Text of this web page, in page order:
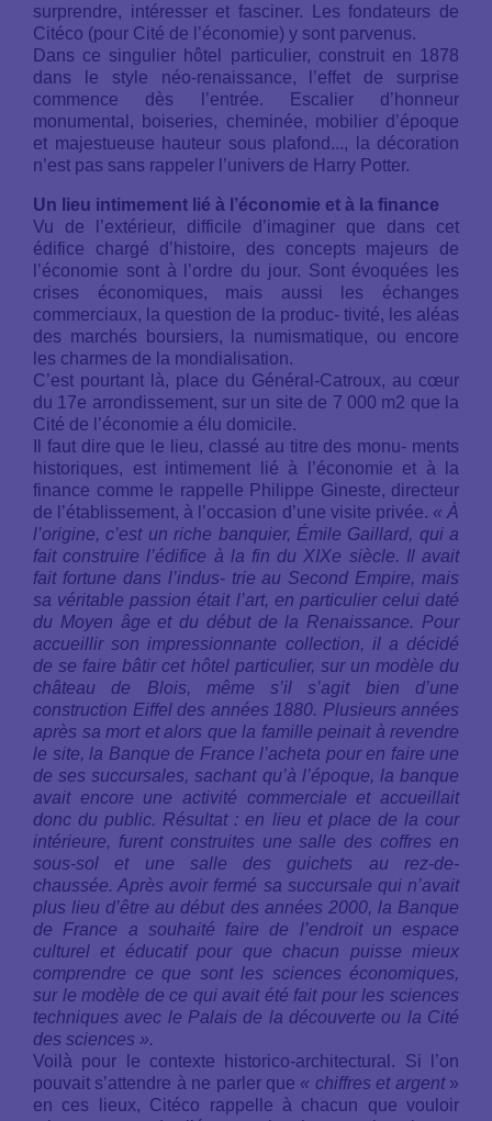
surprendre, intéresser et fasciner. Les fondateurs de
Citéco (pour Cité de l’économie) y sont parvenus.
Dans ce singulier hôtel particulier, construit en 1878
dans le style néo-renaissance, l’effet de surprise
commence dès l’entrée. Escalier d’honneur
monumental, boiseries, cheminée, mobilier d’époque
et majestueuse hauteur sous plafond..., la décoration
n’est pas sans rappeler l’univers de Harry Potter.
Un lieu intimement lié à l’économie et à la finance
Vu de l’extérieur, difficile d’imaginer que dans cet
édifice chargé d’histoire, des concepts majeurs de
l’économie sont à l’ordre du jour. Sont évoquées les
crises économiques, mais aussi les échanges
commerciaux, la question de la produc- tivité, les aléas
des marchés boursiers, la numismatique, ou encore
les charmes de la mondialisation.
C’est pourtant là, place du Général-Catroux, au cœur
du 17e arrondissement, sur un site de 7 000 m2 que la
Cité de l’économie a élu domicile.
Il faut dire que le lieu, classé au titre des monu- ments
historiques, est intimement lié à l’économie et à la
finance comme le rappelle Philippe Gineste, directeur
de l’établissement, à l’occasion d’une visite privée. « À
l’origine, c’est un riche banquier, Émile Gaillard, qui a
fait construire l’édifice à la fin du XIXe siècle. Il avait
fait fortune dans l’indus- trie au Second Empire, mais
sa véritable passion était l’art, en particulier celui daté
du Moyen âge et du début de la Renaissance. Pour
accueillir son impressionnante collection, il a décidé
de se faire bâtir cet hôtel particulier, sur un modèle du
château de Blois, même s’il s’agit bien d’une
construction Eiffel des années 1880. Plusieurs années
après sa mort et alors que la famille peinait à revendre
le site, la Banque de France l’acheta pour en faire une
de ses succursales, sachant qu’à l’époque, la banque
avait encore une activité commerciale et accueillait
donc du public. Résultat : en lieu et place de la cour
intérieure, furent construites une salle des coffres en
sous-sol et une salle des guichets au rez-de-
chaussée. Après avoir fermé sa succursale qui n’avait
plus lieu d’être au début des années 2000, la Banque
de France a souhaité faire de l’endroit un espace
culturel et éducatif pour que chacun puisse mieux
comprendre ce que sont les sciences économiques,
sur le modèle de ce qui avait été fait pour les sciences
techniques avec le Palais de la découverte ou la Cité
des sciences ».
Voilà pour le contexte historico-architectural. Si l’on
pouvait s’attendre à ne parler que « chiffres et argent »
en ces lieux, Citéco rappelle à chacun que vouloir